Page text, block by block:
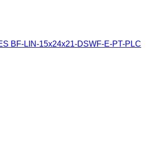
BF-LIN-15x24x21-DSWF-E-PT-PLC